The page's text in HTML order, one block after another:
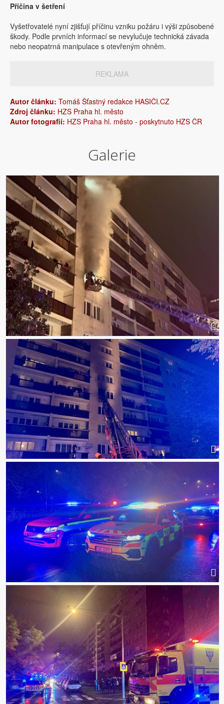
Příčina v šetření
Vyšetřovatelé nyní zjišťují příčinu vzniku požáru i výši způsobené
škody. Podle prvních informací se nevylučuje technická závada
nebo neopatrná manipulace s otevřeným ohněm.
REKLAMA
Autor článku: Tomáš Šťastný redakce HASIČI.CZ
Zdroj článku: HZS Praha hl. město
Autor fotografií: HZS Praha hl. město - poskytnuto HZS ČR
Galerie